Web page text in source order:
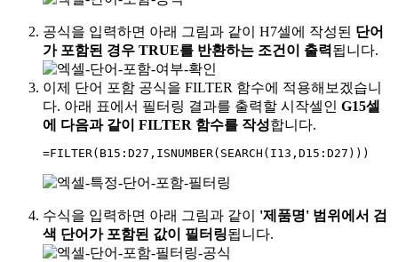
공식을 입력하면 아래 그림과 같이 H7셀에 작성된 단어
가 포함된 경우 TRUE를 반환하는 조건이 출력됩니다.
이제 단어 포함 공식을 FILTER 함수에 적용해보겠습니
다. 아래 표에서 필터링 결과를 출력할 시작셀인 G15셀
에 다음과 같이 FILTER 함수를 작성합니다.
=FILTER( B15:D27 , ISNUMBER( SEARCH ( I13 , D15:D27 ) ) )
수식을 입력하면 아래 그림과 같이 '제품명' 범위에서 검
색 단어가 포함된 값이 필터링됩니다.